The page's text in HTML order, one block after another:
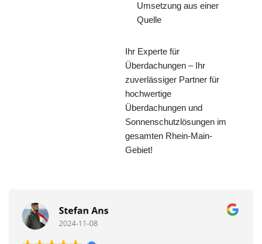
Umsetzung aus einer
Quelle
Ihr Experte für
Überdachungen – Ihr
zuverlässiger Partner für
hochwertige
Überdachungen und
Sonnenschutzlösungen im
gesamten Rhein-Main-
Gebiet!